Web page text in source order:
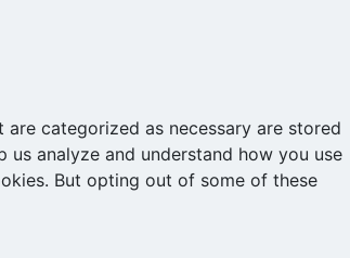
categorized as necessary are stored
analyze and understand how you use
But opting out of some of these